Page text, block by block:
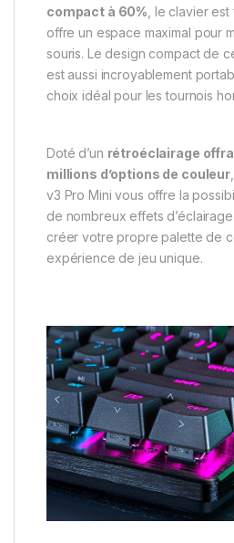
compact à 60% , le clavier
offre un espace maximal pour
souris. Le design compact de
est aussi incroyablement
choix idéal pour les tournois
Doté d’un rétroéclairage
millions d’options de couleur
v3 Pro Mini vous offre la
de nombreux effets
créer votre propre palette de
expérience de jeu unique.